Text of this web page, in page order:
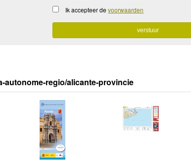
Ik accepteer devoorwaarden
autonome-regio/alicante-provincie